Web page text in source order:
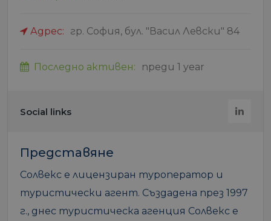
Адрес: гр. София, бул. "Васил Левски" 84
Последно активен: преди 1 year
Social links
Представяне
Солвекс е лицензиран туроператор и
туристически агент. Създадена през 1997
г., днес туристическа агенция Солвекс е